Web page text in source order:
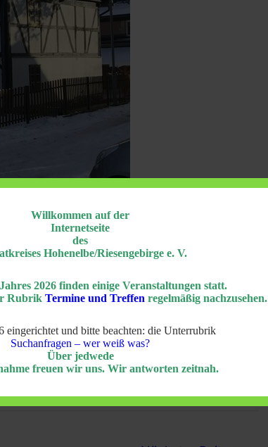
Reinowitz“),
in Gablonz-
Lesung und Gespräch Lesung mit
in dem tschechischen Ladengeschäft
sowie in Augsburg im Café im
Willkommen auf der
Internetseite
des
Hohenelbe/Riesengebirge e. V.
2026 finden einige Veranstaltungen statt.
Rubrik Termine und Treffen regelmäßig nachzusehen.
eingerichtet und bitte beachten: die Unterrubrik
Suchanfragen – wer weiß was?
Über jedwede
freuen wir uns. Wir antworten zeitnah.